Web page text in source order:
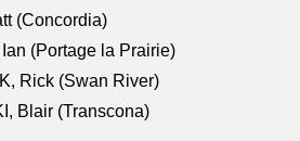
(Concordia)
(Portage la Prairie)
Rick (Swan River)
Blair (Transcona)